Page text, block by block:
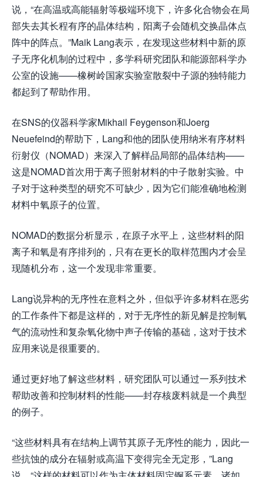
说，“在高温或高能辐射等极端环境下，许多化合物会在局
部失去其长程有序的晶体结构，阳离子会随机交换晶体点
阵中的阵点。”Maik Lang表示，在发现这些材料中新的原
子无序化机制的过程中，多学科研究团队和能源部科学办
公室的设施——橡树岭国家实验室散裂中子源的独特能力
都起到了帮助作用。
在SNS的仪器科学家Mikhail Feygenson和Joerg
Neuefeind的帮助下，Lang和他的团队使用纳米有序材料
衍射仪（NOMAD）来深入了解样品局部的晶体结构——
这是NOMAD首次用于离子照射材料的中子散射实验。中
子对于这种类型的研究不可缺少，因为它们能准确地检测
材料中氧原子的位置。
NOMAD的数据分析显示，在原子水平上，这些材料的阳
离子和氧是有序排列的，只有在更长的取样范围内才会呈
现随机分布，这一个发现非常重要。
Lang说异构的无序性在意料之外，但似乎许多材料在恶劣
的工作条件下都是这样的，对于无序性的新见解是控制氧
气的流动性和复杂氧化物中声子传输的基础，这对于技术
应用来说是很重要的。
通过更好地了解这些材料，研究团队可以通过一系列技术
帮助改善和控制材料的性能——封存核废料就是一个典型
的例子。
“这些材料具有在结构上调节其原子无序性的能力，因此一
些抗蚀的成分在辐射或高温下变得完全无定形，”Lang